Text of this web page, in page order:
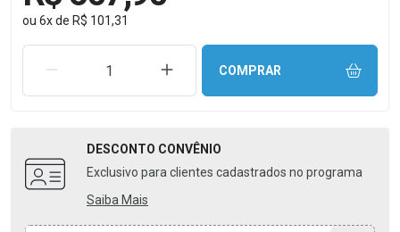
ou 6xde R$ 101,31
REMOVER UMA UNIDADEAUMENTAR UMA UNIDADE
COMPRAR
DESCONTO CONVÊNIO
Exclusivo para clientes cadastrados no programa
Saiba Mais